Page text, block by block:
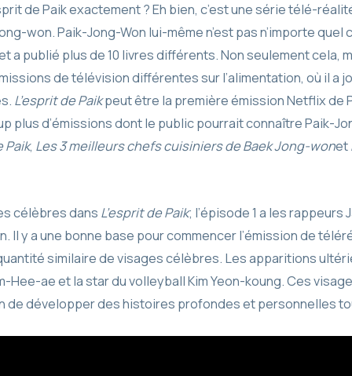
de Paik exactement ? Eh bien, c’est une série télé-
won. Paik-Jong-Won lui-même n’est pas n’importe quel
a publié plus de 10 livres différents. Non seulement cela,
de télévision différentes sur l’alimentation, où il a
L’esprit de Paikpeut être la première émission Netflix de
plus d’émissions dont le public pourrait connaître Paik-
Paik, Les 3 meilleurs chefs cuisiniers de Baek Jong-wonet
célèbres dans L’esprit de Paik; l’épisode 1 a les rappeurs
Il y a une bonne base pour commencer l’émission de
similaire de visages célèbres. Les apparitions
Hee-ae et la star du volleyball Kim Yeon-koung. Ces
de développer des histoires profondes et personnelles